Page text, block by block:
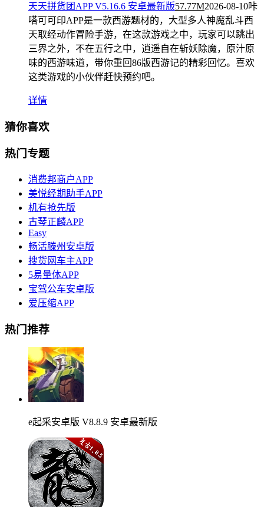
天天拼货团APP V5.16.6 安卓最新版57.77M2026-08-10咔
嗒可可印APP是一款西游题材的，大型多人神魔乱斗西
天取经动作冒险手游，在这款游戏之中，玩家可以跳出
三界之外，不在五行之中，逍遥自在斩妖除魔，原汁原
味的西游味道，带你重回86版西游记的精彩回忆。喜欢
这类游戏的小伙伴赶快预约吧。
详情
猜你喜欢
热门专题
消费邦商户APP
美悦经期助手APP
机有抢先版
古琴正麟APP
Easy
畅活滕州安卓版
搜货网车主APP
5易量体APP
宝驾公车安卓版
爱压缩APP
热门推荐
e起采安卓版 V8.8.9 安卓最新版